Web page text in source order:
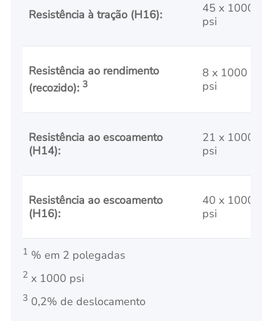
Resistência à tração (H16):
45 x 1000
psi
Resistência ao rendimento
(recozido): 3
8 x 1000
psi
Resistência ao escoamento
(H14):
21 x 1000
psi
Resistência ao escoamento
(H16):
40 x 1000
psi
1 % em 2 polegadas
2 x 1000 psi
3 0,2% de deslocamento